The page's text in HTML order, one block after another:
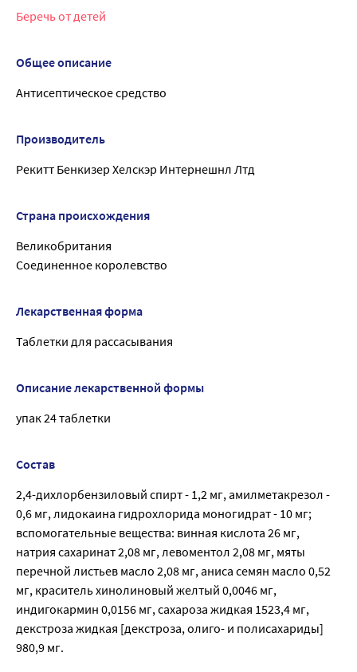
Беречь от детей
Общее описание
Антисептическое средство
Производитель
Рекитт Бенкизер Хелскэр Интернешнл Лтд
Страна происхождения
Великобритания
Соединенное королевство
Лекарственная форма
Таблетки для рассасывания
Описание лекарственной формы
упак 24 таблетки
Состав
2,4-дихлорбензиловый спирт - 1,2 мг, амилметакрезол -
0,6 мг, лидокаина гидрохлорида моногидрат - 10 мг;
вспомогательные вещества: винная кислота 26 мг,
натрия сахаринат 2,08 мг, левоментол 2,08 мг, мяты
перечной листьев масло 2,08 мг, аниса семян масло 0,52
мг, краситель хинолиновый желтый 0,0046 мг,
индигокармин 0,0156 мг, сахароза жидкая 1523,4 мг,
декстроза жидкая [декстроза, олиго- и полисахариды]
980,9 мг.